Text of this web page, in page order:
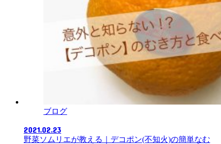
ブログ
2021.02.23
野菜ソムリエが教える｜デコポン(不知火)の簡単なむ